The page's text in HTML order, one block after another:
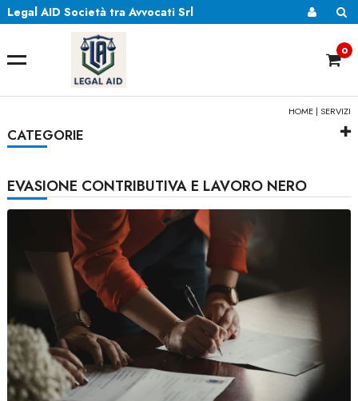
Legal AID Società tra Avvocati Srl
0
HOME |SERVIZI
CATEGORIE
EVASIONE CONTRIBUTIVA E LAVORO NERO